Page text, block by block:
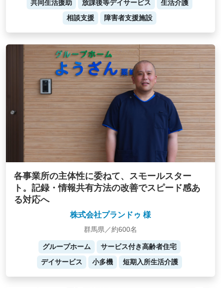
共同生活援助 放課後等デイサービス
生活介護
相談支援
障害者支援施設
各事業所の主体性に委ねて、スモールスター
ト。記録・情報共有方法の改善でスピード感あ
る対応へ
株式会社プランドゥ 様
群馬県／約600名
グループホーム
サービス付き高齢者住宅
デイサービス
小多機 短期入所生活介護